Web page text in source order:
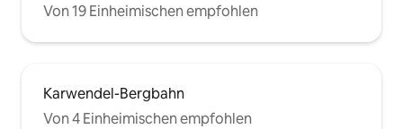
Von 19 Einheimischen empfohlen
Karwendel-Bergbahn
Von 4 Einheimischen empfohlen